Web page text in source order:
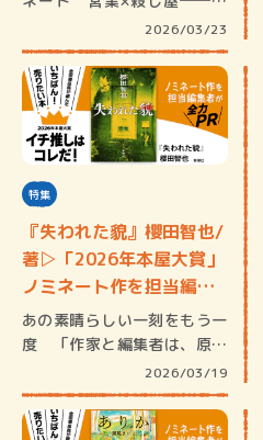
2026/03/23
特集
『失われた貌』櫻田智也/
著▷「2026年本屋大賞」
ノミネート作を担当編…
あの素晴らしい一刻をもう一
度 「作家と編集者は、原稿
2026/03/19